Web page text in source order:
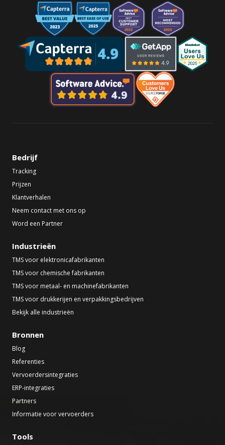
Bedrijf
Tracking
Prijzen
Klantverhalen
Neem contact met ons op
Word een Partner
Industrieën
TMS voor elektronicafabrikanten
TMS voor chemische fabrikanten
TMS voor metaal- en machinefabrikanten
TMS voor drukkerijen en verpakkingsbedrijven
Bekijk alle industrieën
Bronnen
Blog
Referenties
Vervoerdersintegraties
ERP-integraties
Partners
Informatie voor vervoerders
Tools